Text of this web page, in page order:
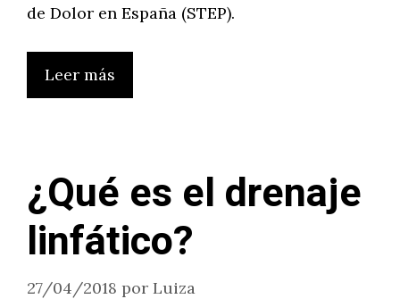
de Dolor en España (STEP).
Leer más
¿Qué es el drenaje
linfático?
27/04/2018 por Luiza